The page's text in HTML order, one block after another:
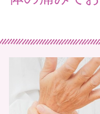
ブログ
導入施設の声
保険について